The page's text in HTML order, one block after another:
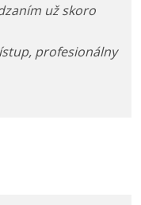
už skoro
profesionálny